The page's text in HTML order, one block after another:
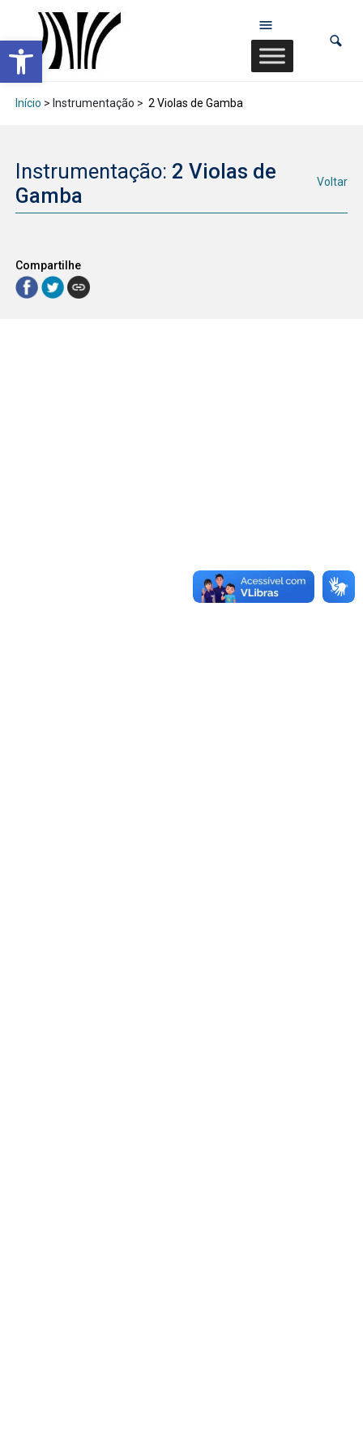
Abrir a barra de ferramentas
Início > Instrumentação > 2 Violas de Gamba
Instrumentação: 2 Violas de
Gamba
Voltar
Compartilhe